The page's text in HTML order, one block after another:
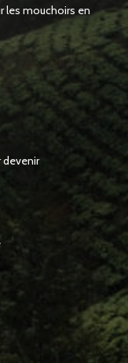
les mouchoirs en
devenir